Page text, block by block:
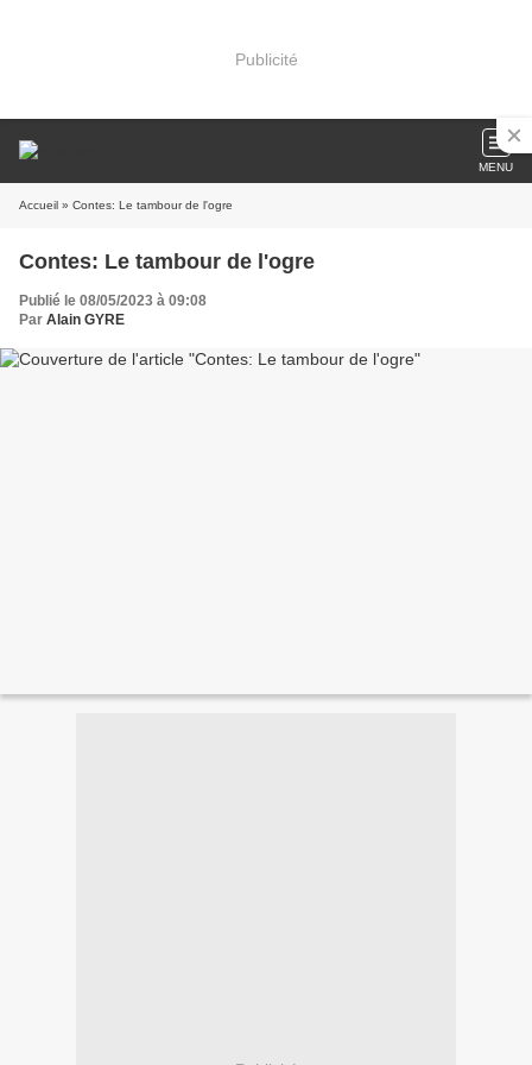
Publicité
MENU
Accueil » Contes: Le tambour de l'ogre
Contes: Le tambour de l'ogre
Publié le 08/05/2023 à 09:08
Par Alain GYRE